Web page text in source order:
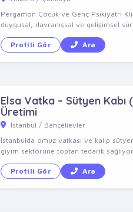
Pergamon Çocuk ve Genç Psikiyatri
duygusal, davranışsal ve gelişimsel
Profili Gör Ara
Elsa Vatka – Sütyen Kabı
Üretimi
İstanbul / Bahçelievler
İstanbulda omuz vatkası ve kalıp
giyim sektörüne toptan tedarik
Profili Gör Ara